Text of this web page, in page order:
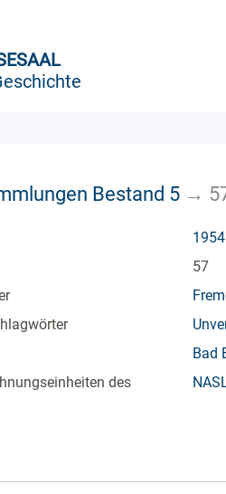
Bestand 5 →
57
Bad
des